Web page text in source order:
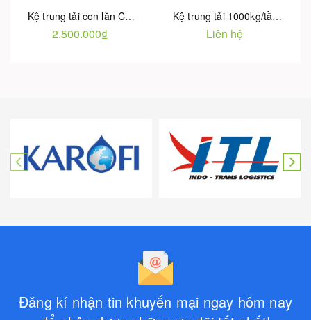
Kệ trung tải con lăn Carton Flow tải trọng 100-500kg tầng
2.500.000₫
Kệ trung tải 1000kg/tầng
Liên hệ
Đăng kí nhận tin khuyến mại ngay hôm nay